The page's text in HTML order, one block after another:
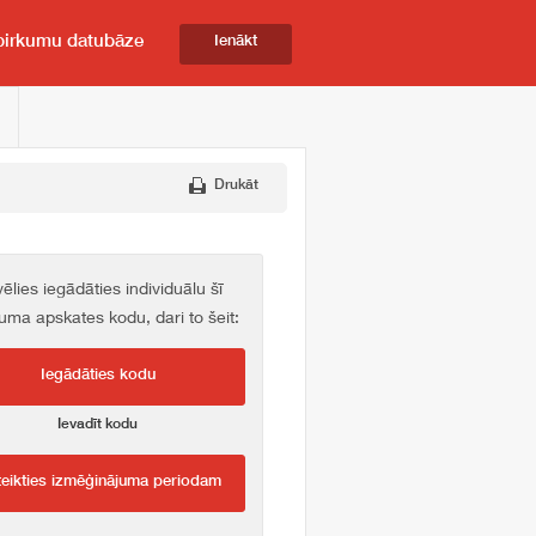
datubāze Ienākt
Drukāt
iegādāties individuālu šī
apskates kodu, dari to šeit:
Iegādāties kodu
Ievadīt kodu
izmēģinājuma periodam